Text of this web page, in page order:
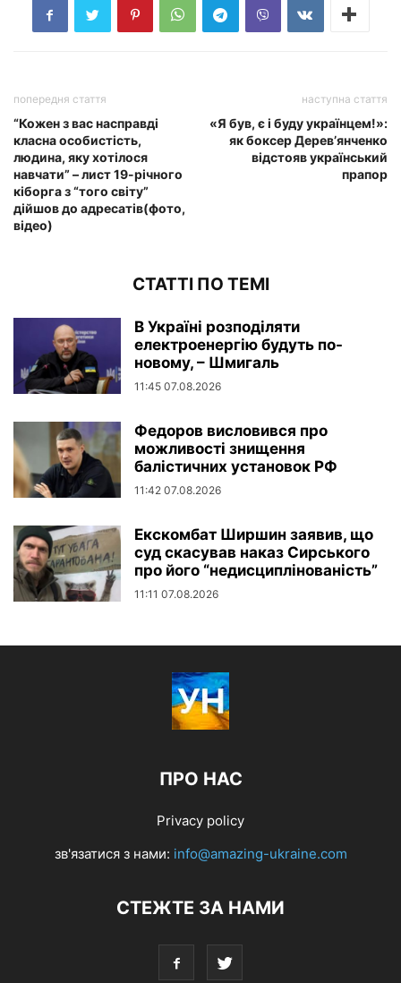
попередня стаття
“Кожен з вас насправді
класна особистість,
людина, яку хотілося
навчати” – лист 19-річного
кіборга з “того світу”
дійшов до адресатів(фото,
відео)
наступна стаття
«Я був, є і буду українцем!»:
як боксер Дерев’янченко
відстояв український
прапор
СТАТТІ ПО ТЕМІ
В Україні розподіляти
електроенергію будуть по-
новому, – Шмигаль
11:45 07.08.2026
Федоров висловився про
можливості знищення
балістичних установок РФ
11:42 07.08.2026
Екскомбат Ширшин заявив, що
суд скасував наказ Сирського
про його “недисциплінованість”
11:11 07.08.2026
ПРО НАС
Privacy policy
зв'язатися з нами: info@amazing-ukraine.com
СТЕЖТЕ ЗА НАМИ